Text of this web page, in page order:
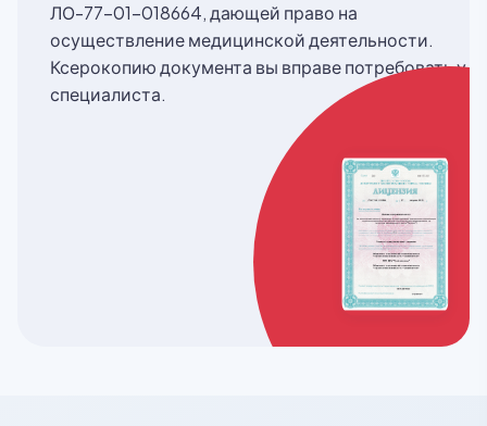
ЛО-77-01-018664, дающей право на
осуществление медицинской деятельности.
Ксерокопию документа вы вправе потребовать у
специалиста.